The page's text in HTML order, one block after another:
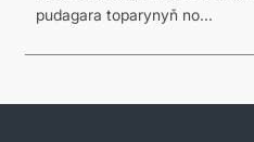
pudagara toparynyň no...